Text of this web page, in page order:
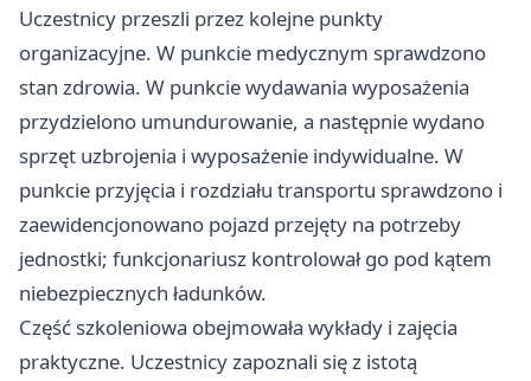
Uczestnicy przeszli przez kolejne punkty
organizacyjne. W punkcie medycznym sprawdzono
stan zdrowia. W punkcie wydawania wyposażenia
przydzielono umundurowanie, a następnie wydano
sprzęt uzbrojenia i wyposażenie indywidualne. W
punkcie przyjęcia i rozdziału transportu sprawdzono i
zaewidencjonowano pojazd przejęty na potrzeby
jednostki; funkcjonariusz kontrolował go pod kątem
niebezpiecznych ładunków.
Część szkoleniowa obejmowała wykłady i zajęcia
praktyczne. Uczestnicy zapoznali się z istotą